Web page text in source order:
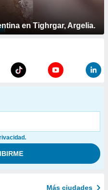
en Tighrgar, Argelia.
Más ciudades